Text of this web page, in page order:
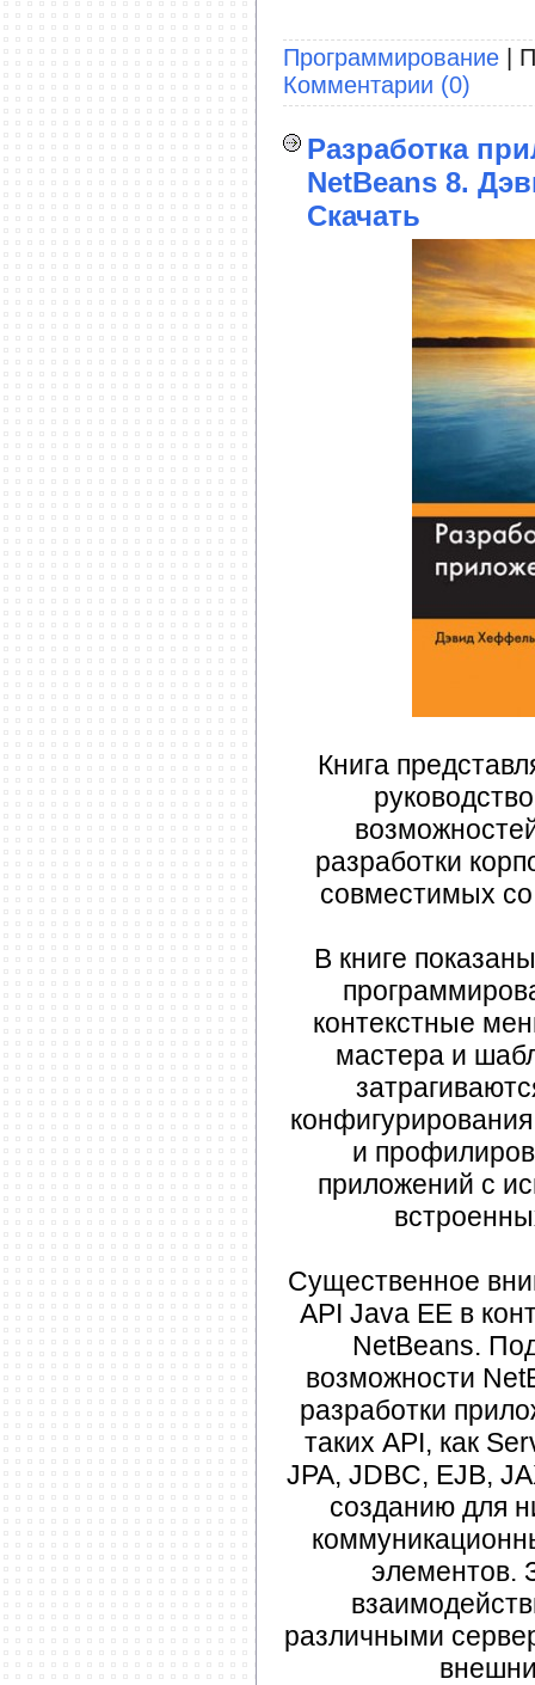
Программирование |
Комментарии (0)
Разработка
NetBeans 8.
Скачать
Книга
разработки
совместимых
В книге
контекстные
мастера и
и
приложений с
Существенное
API Java EE в
NetBeans.
возможности
разработки
таких API, как
JPA, JDBC, EJB,
созданию для
элементов.
различными